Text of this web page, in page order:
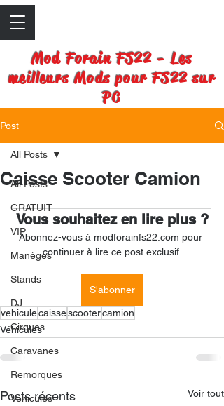
Mod Forain FS22 - Les
meilleurs Mods pour FS22 sur
PC
Post
All Posts
GRATUIT
VIP
Manèges
Stands
DJ
Cirques
Caravanes
Remorques
Véhicules
All Posts
Caisse Scooter Camion
Vous souhaitez en lire plus ?
Abonnez-vous à modforainfs22.com pour
continuer à lire ce post exclusif.
S'abonner
vehiculecaissescootercamion
Véhicules
Posts récents Voir tout